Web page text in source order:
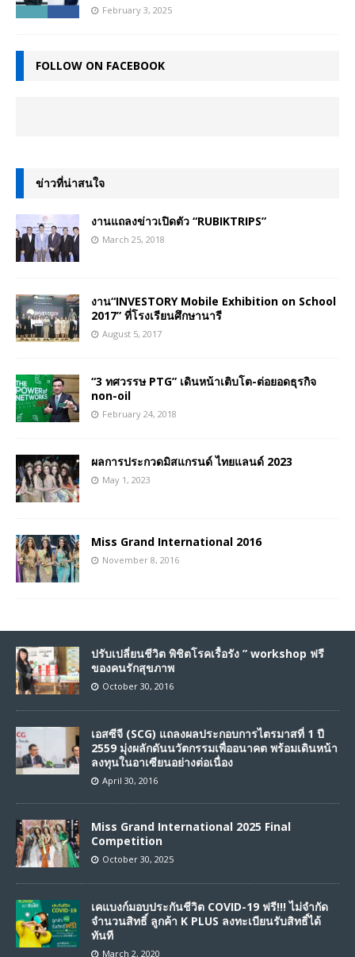
February 3, 2025
FOLLOW ON FACEBOOK
ข่าวที่น่าสนใจ
งานแถลงข่าวเปิดตัว “RUBIKTRIPS”
March 25, 2018
งาน“INVESTORY Mobile Exhibition on School
2017” ที่โรงเรียนศึกษานารี
August 5, 2017
“3 ทศวรรษ PTG” เดินหน้าเติบโต-ต่อยอดธุรกิจ
non-oil
February 24, 2018
ผลการประกวดมิสแกรนด์ ไทยแลนด์ 2023
May 1, 2023
Miss Grand International 2016
November 8, 2016
ปรับเปลี่ยนชีวิต พิชิตโรคเรื้อรัง ” workshop ฟรี
ของคนรักสุขภาพ
October 30, 2016
เอสซีจี (SCG) แถลงผลประกอบการไตรมาสที่ 1 ปี
2559 มุ่งผลักดันนวัตกรรมเพื่ออนาคต พร้อมเดินหน้า
ลงทุนในอาเซียนอย่างต่อเนื่อง
April 30, 2016
Miss Grand International 2025 Final
Competition
October 30, 2025
เคแบงก์มอบประกันชีวิต COVID-19 ฟรี!!! ไม่จำกัด
จำนวนสิทธิ์ ลูกค้า K PLUS ลงทะเบียนรับสิทธิ์ได้
ทันที
March 2, 2020